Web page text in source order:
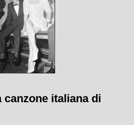
canzone italiana di